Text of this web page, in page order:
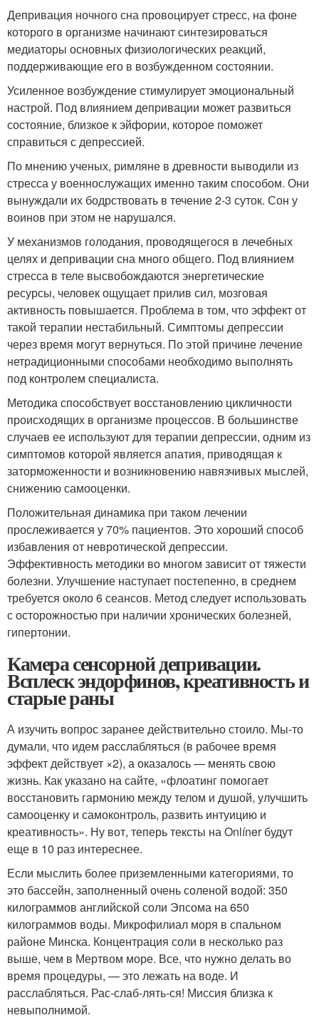
Депривация ночного сна провоцирует стресс, на фоне
которого в организме начинают синтезироваться
медиаторы основных физиологических реакций,
поддерживающие его в возбужденном состоянии.
Усиленное возбуждение стимулирует эмоциональный
настрой. Под влиянием депривации может развиться
состояние, близкое к эйфории, которое поможет
справиться с депрессией.
По мнению ученых, римляне в древности выводили из
стресса у военнослужащих именно таким способом. Они
вынуждали их бодрствовать в течение 2-3 суток. Сон у
воинов при этом не нарушался.
У механизмов голодания, проводящегося в лечебных
целях и депривации сна много общего. Под влиянием
стресса в теле высвобождаются энергетические
ресурсы, человек ощущает прилив сил, мозговая
активность повышается. Проблема в том, что эффект от
такой терапии нестабильный. Симптомы депрессии
через время могут вернуться. По этой причине лечение
нетрадиционными способами необходимо выполнять
под контролем специалиста.
Методика способствует восстановлению цикличности
происходящих в организме процессов. В большинстве
случаев ее используют для терапии депрессии, одним из
симптомов которой является апатия, приводящая к
заторможенности и возникновению навязчивых мыслей,
снижению самооценки.
Положительная динамика при таком лечении
прослеживается у 70% пациентов. Это хороший способ
избавления от невротической депрессии.
Эффективность методики во многом зависит от тяжести
болезни. Улучшение наступает постепенно, в среднем
требуется около 6 сеансов. Метод следует использовать
с осторожностью при наличии хронических болезней,
гипертонии.
Камера сенсорной депривации.
Всплеск эндорфинов, креативность и
старые раны
А изучить вопрос заранее действительно стоило. Мы-то
думали, что идем расслабляться (в рабочее время
эффект действует ×2), а оказалось — менять свою
жизнь. Как указано на сайте, «флоатинг помогает
восстановить гармонию между телом и душой, улучшить
самооценку и самоконтроль, развить интуицию и
креативность». Ну вот, теперь тексты на Onlíner будут
еще в 10 раз интереснее.
Если мыслить более приземленными категориями, то
это бассейн, заполненный очень соленой водой: 350
килограммов английской соли Эпсома на 650
килограммов воды. Микрофилиал моря в спальном
районе Минска. Концентрация соли в несколько раз
выше, чем в Мертвом море. Все, что нужно делать во
время процедуры, — это лежать на воде. И
расслабляться. Рас-слаб-лять-ся! Миссия близка к
невыполнимой.